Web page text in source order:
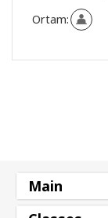
Ortam:
Main